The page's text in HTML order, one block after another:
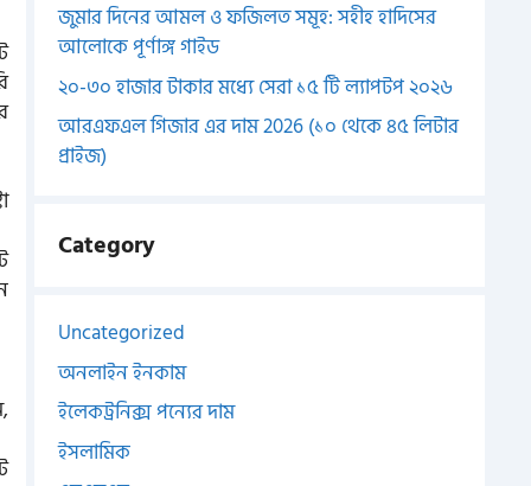
জুমার দিনের আমল ও ফজিলত সমূহ: সহীহ হাদিসের
আলোকে পূর্ণাঙ্গ গাইড
২০-৩০ হাজার টাকার মধ্যে সেরা ১৫ টি ল্যাপটপ ২০২৬
আরএফএল গিজার এর দাম 2026 (১০ থেকে ৪৫ লিটার
প্রাইজ)
Category
Uncategorized
অনলাইন ইনকাম
ইলেকট্রনিক্স পন্যের দাম
ইসলামিক